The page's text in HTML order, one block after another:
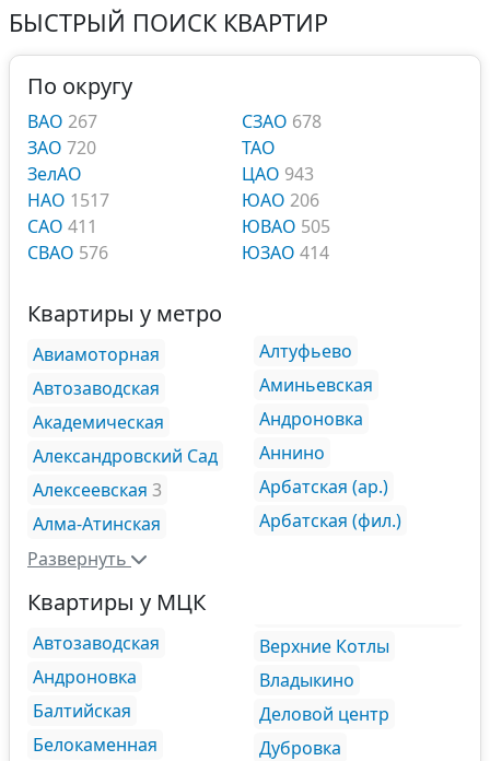
БЫСТРЫЙ ПОИСК КВАРТИР
По округу
ВАО 267
ЗАО 720
ЗелАО
НАО 1517
САО 411
СВАО 576
СЗАО 678
ТАО
ЦАО 943
ЮАО 206
ЮВАО 505
ЮЗАО 414
Квартиры у метро
Авиамоторная
Автозаводская
Академическая
Александровский Сад
Алексеевская 3
Алма-Атинская
Алтуфьево
Аминьевская
Андроновка
Аннино
Арбатская (ар.)
Арбатская (фил.)
Развернуть
Квартиры у МЦК
Автозаводская
Андроновка
Балтийская
Белокаменная
Верхние Котлы
Владыкино
Деловой центр
Дубровка